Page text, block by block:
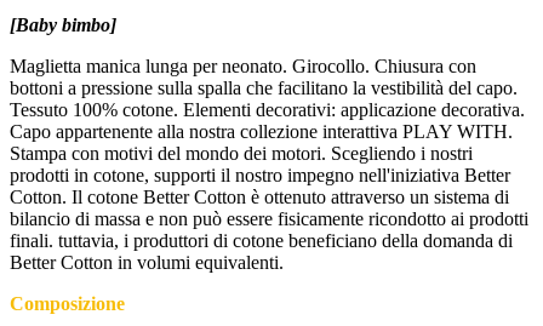
[Baby bimbo]
Maglietta manica lunga per neonato. Girocollo. Chiusura con
bottoni a pressione sulla spalla che facilitano la vestibilità del capo.
Tessuto 100% cotone. Elementi decorativi: applicazione decorativa.
Capo appartenente alla nostra collezione interattiva PLAY WITH.
Stampa con motivi del mondo dei motori. Scegliendo i nostri
prodotti in cotone, supporti il nostro impegno nell'iniziativa Better
Cotton. Il cotone Better Cotton è ottenuto attraverso un sistema di
bilancio di massa e non può essere fisicamente ricondotto ai prodotti
finali. tuttavia, i produttori di cotone beneficiano della domanda di
Better Cotton in volumi equivalenti.
Composizione